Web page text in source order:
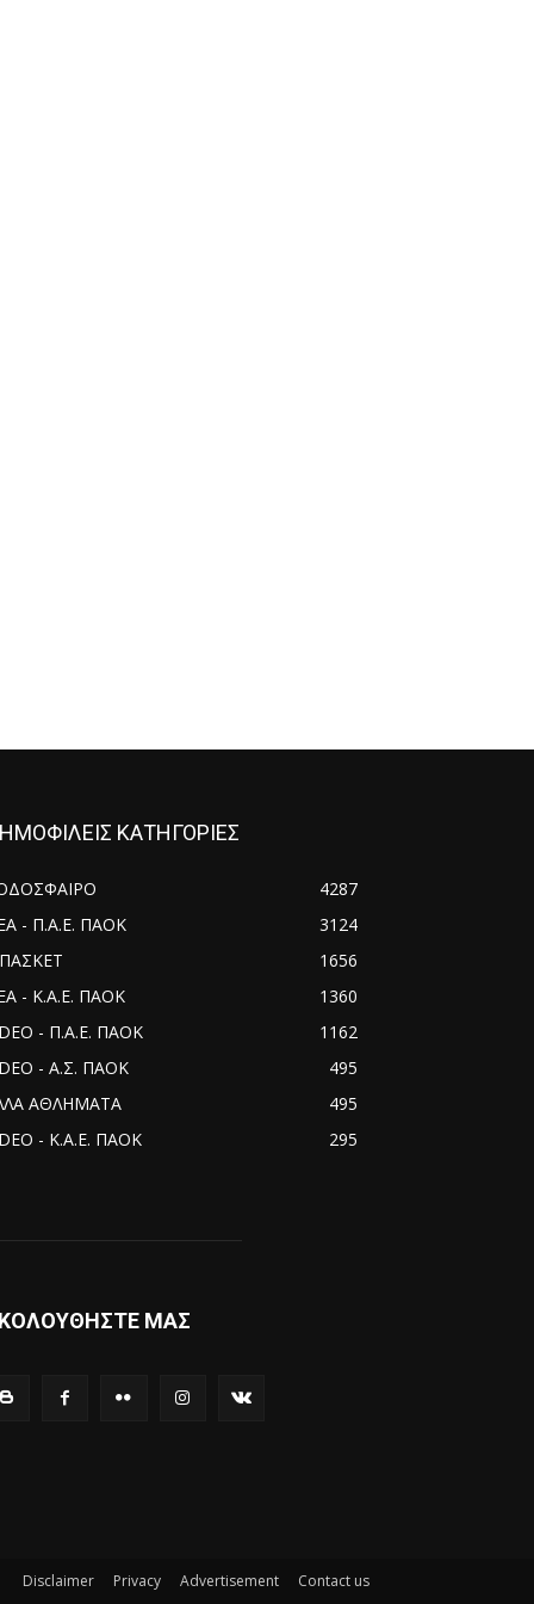
ΚΑΤΗΓΟΡΙΕΣ
4287
- Π.Α.Ε. ΠΑΟΚ
3124
1656
- Κ.Α.Ε. ΠΑΟΚ
1360
- Π.Α.Ε. ΠΑΟΚ
1162
- Α.Σ. ΠΑΟΚ
495
ΑΘΛΗΜΑΤΑ
495
- Κ.Α.Ε. ΠΑΟΚ
295
ΜΑΣ
Disclaimer Privacy Advertisement Contact us